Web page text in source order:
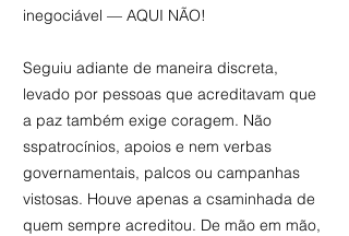
inegociável — AQUI NÃO!
Seguiu adiante de maneira discreta,
levado por pessoas que acreditavam que
a paz também exige coragem. Não
sspatrocínios, apoios e nem verbas
governamentais, palcos ou campanhas
vistosas. Houve apenas a csaminhada de
quem sempre acreditou. De mão em mão,